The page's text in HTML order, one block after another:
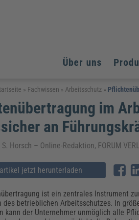
Über uns
& Arbeitshilfen
& Gesundheitsschutz
(AKADEMIE HERKERT)
Office-Management
& klimaneutrales Bauen
Planen
Jugendhilfe & Inklusion
& IT-Recht
& Arbeitshilfen
(AKADEMIE HERKERT)
Erziehung
Umwelt
und Finanzen
Erziehung
Umwelt
und Finanzen
» Fachwissen »Arbeitsschutz »
im
an
Horsch – Online-Redaktion, FORUM
jetzt herunterladen
ist ein zentrales Instrument
des betrieblichen Arbeitsschutzes. In
kann der Unternehmer unmöglich alle